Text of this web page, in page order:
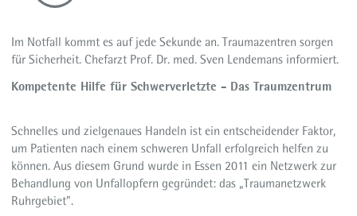
Im Notfall kommt es auf jede Sekunde an. Traumazentren sorgen
für Sicherheit. Chefarzt Prof. Dr. med. Sven Lendemans informiert.
Kompetente Hilfe für Schwerverletzte - Das Traumzentrum
Schnelles und zielgenaues Handeln ist ein entscheidender Faktor,
um Patienten nach einem schweren Unfall erfolgreich helfen zu
können. Aus diesem Grund wurde in Essen 2011 ein Netzwerk zur
Behandlung von Unfallopfern gegründet: das „Traumanetzwerk
Ruhrgebiet".